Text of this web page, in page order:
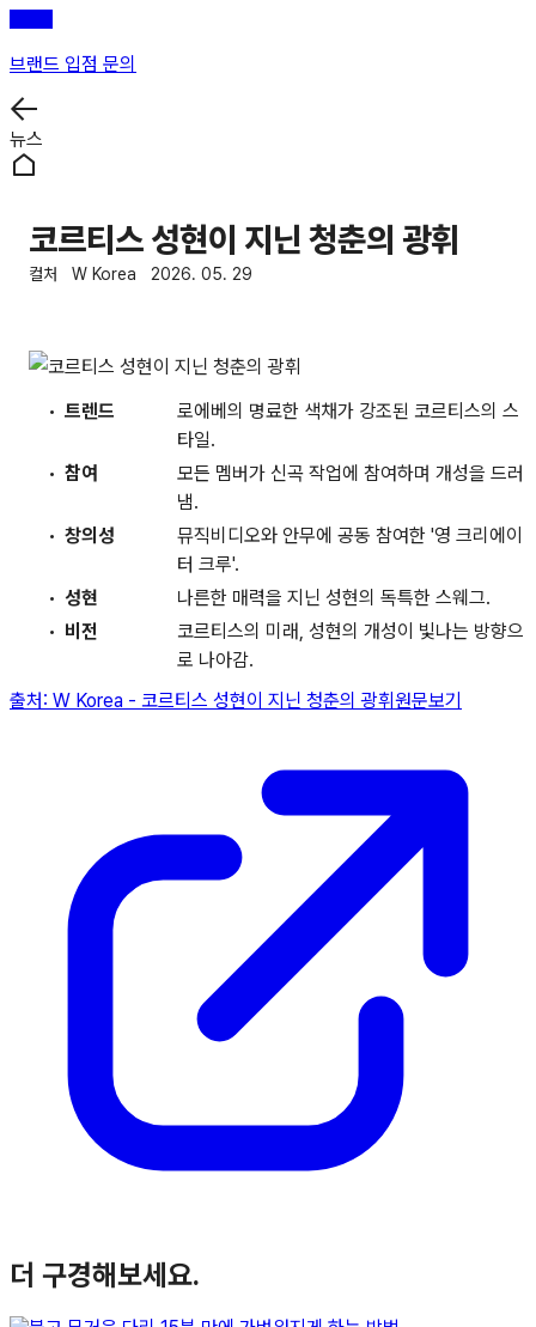
브랜드 입점 문의
뉴스
코르티스 성현이 지닌 청춘의 광휘
컬처 W Korea 2026. 05. 29
트렌드
로에베의 명료한 색채가 강조된 코르티스의 스
타일.
참여
모든 멤버가 신곡 작업에 참여하며 개성을 드러
냄.
창의성
뮤직비디오와 안무에 공동 참여한 '영 크리에이
터 크루'.
성현
나른한 매력을 지닌 성현의 독특한 스웨그.
비전
코르티스의 미래, 성현의 개성이 빛나는 방향으
로 나아감.
출처: W Korea - 코르티스 성현이 지닌 청춘의 광휘 원문보기
더 구경해보세요.